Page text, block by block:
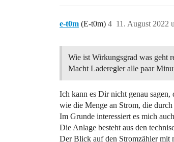
e-t0m (E-t0m) 11. August 2022
4
Wie ist Wirkungsgrad was geht
Macht Laderegler alle paar
Ich kann es Dir nicht genau sagen,
wie die Menge an Strom, die
Im Grunde interessiert es mich
Die Anlage besteht aus den
Der Blick auf den Stromzähler mit